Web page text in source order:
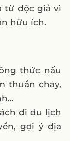
từ độc giả vì
hữu ích.
thức nấu
thuần chay,
đi du lịch
gợi ý địa